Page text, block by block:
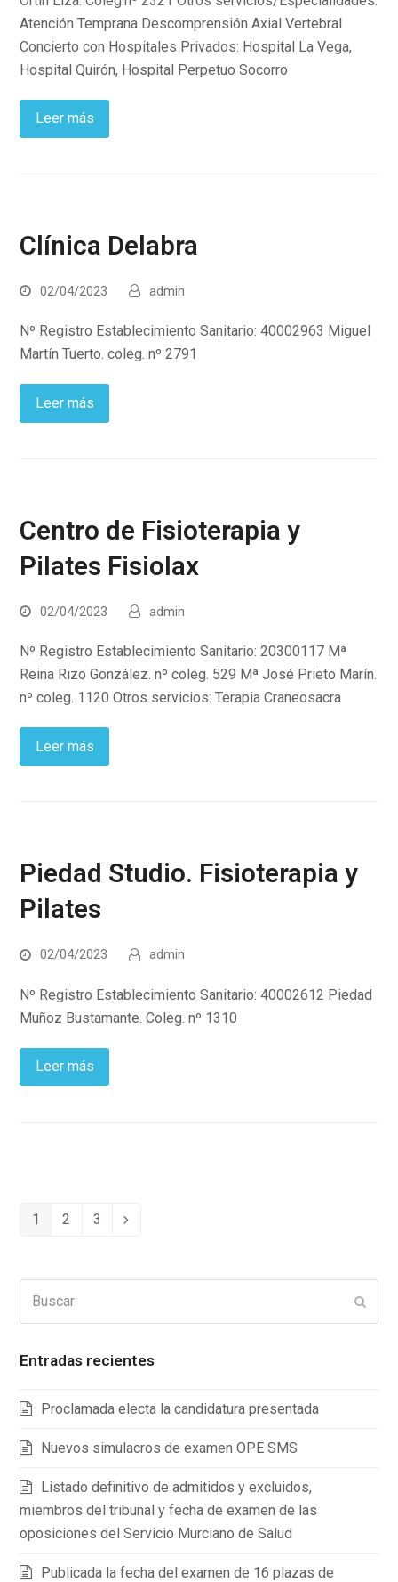
Atención Temprana Descomprensión Axial Vertebral
Concierto con Hospitales Privados: Hospital La Vega,
Hospital Quirón, Hospital Perpetuo Socorro
Leer más
Clínica Delabra
02/04/2023 admin
Nº Registro Establecimiento Sanitario: 40002963 Miguel
Martín Tuerto. coleg. nº 2791
Leer más
Centro de Fisioterapia y
Pilates Fisiolax
02/04/2023 admin
Nº Registro Establecimiento Sanitario: 20300117 Mª
Reina Rizo González. nº coleg. 529 Mª José Prieto Marín.
nº coleg. 1120 Otros servicios: Terapia Craneosacra
Leer más
Piedad Studio. Fisioterapia y
Pilates
02/04/2023 admin
Nº Registro Establecimiento Sanitario: 40002612 Piedad
Muñoz Bustamante. Coleg. nº 1310
Leer más
Page
1 Page
2 Page
3 Siguiente
Entradas recientes
Proclamada electa la candidatura presentada
Nuevos simulacros de examen OPE SMS
Listado definitivo de admitidos y excluidos,
miembros del tribunal y fecha de examen de las
oposiciones del Servicio Murciano de Salud
Publicada la fecha del examen de 16 plazas de